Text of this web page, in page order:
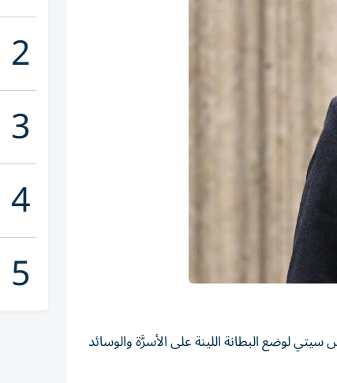
لوضع البطانة اللينة على الأسرَّة والوسائد
2
3
4
5